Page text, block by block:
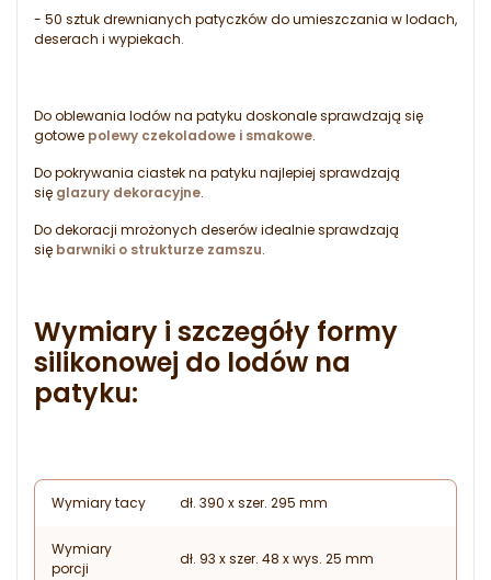
- 50 sztuk drewnianych patyczków do umieszczania w lodach,
deserach i wypiekach.
Do oblewania lodów na patyku doskonale sprawdzają się
gotowe polewy czekoladowe i smakowe.
Do pokrywania ciastek na patyku najlepiej sprawdzają
się glazury dekoracyjne.
Do dekoracji mrożonych deserów idealnie sprawdzają
się barwniki o strukturze zamszu.
Wymiary i szczegóły formy
silikonowej do lodów na
patyku:
Wymiary tacy dł. 390 x szer. 295 mm
Wymiary
porcji
dł. 93 x szer. 48 x wys. 25 mm